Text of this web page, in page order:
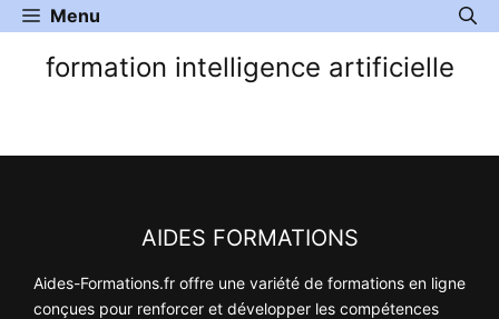
Aller
au
contenu
Menu
formation intelligence artificielle
AIDES FORMATIONS
Aides-Formations.fr offre une variété de formations en ligne
conçues pour renforcer et développer les compétences